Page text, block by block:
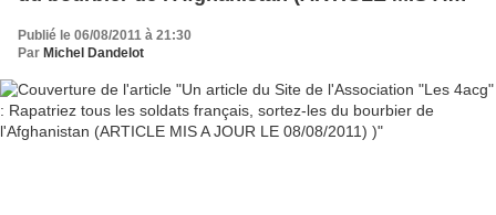
JOUR LE 08/08/2011) )
Publié le 06/08/2011 à 21:30
Par Michel Dandelot